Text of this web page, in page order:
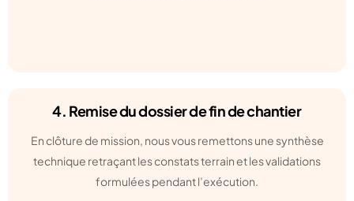
4. Remise du dossier de fin de chantier
En clôture de mission, nous vous remettons une synthèse
technique retraçant les constats terrain et les validations
formulées pendant l’exécution.